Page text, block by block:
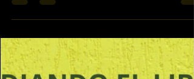
ESTUDIANDO EL LIBRO
DE ESTER CAPITULO # 8
Vayamos a los Versos 1 al 3 Ester 8:1-3
[1]Ese mismo día el rey Ajashverosh dio todo